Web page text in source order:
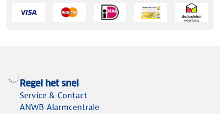
Regel het snel
Service & Contact
ANWB Alarmcentrale